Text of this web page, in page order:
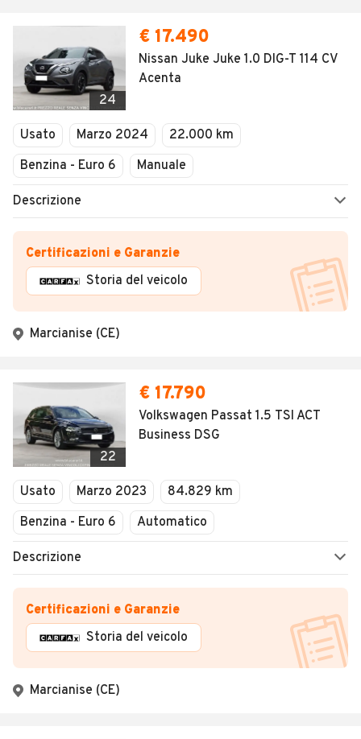
24
€ 17.490
Nissan Juke Juke 1.0 DIG-T 114 CV
Acenta
Usato Marzo 2024
22.000 km
Benzina - Euro 6
Manuale
Descrizione
Certificazioni e Garanzie
Storia del veicolo
Marcianise (CE)
22
€ 17.790
Volkswagen Passat 1.5 TSI ACT
Business DSG
Usato Marzo 2023
84.829 km
Benzina - Euro 6
Automatico
Descrizione
Certificazioni e Garanzie
Storia del veicolo
Marcianise (CE)